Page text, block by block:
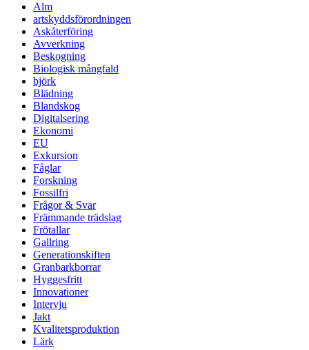
Alm
artskyddsförordningen
Askåterföring
Avverkning
Beskogning
Biologisk mångfald
björk
Blädning
Blandskog
Digitalsering
Ekonomi
EU
Exkursion
Fåglar
Forskning
Fossilfri
Frågor & Svar
Främmande trädslag
Frötallar
Gallring
Generationskiften
Granbarkborrar
Hyggesfritt
Innovationer
Intervju
Jakt
Kvalitetsproduktion
Lärk